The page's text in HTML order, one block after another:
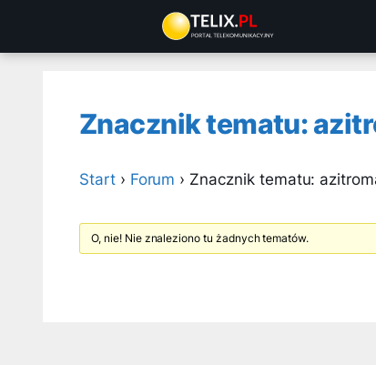
treści
Znacznik tematu:
Start › Forum › Znacznik tematu:
O, nie! Nie znaleziono tu żadnych tematów.